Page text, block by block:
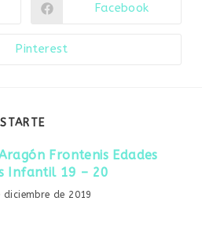
Se
Facebook
Se
Pinterest
Frontenis Edades
Infantil 19 – 20
diciembre de 2019